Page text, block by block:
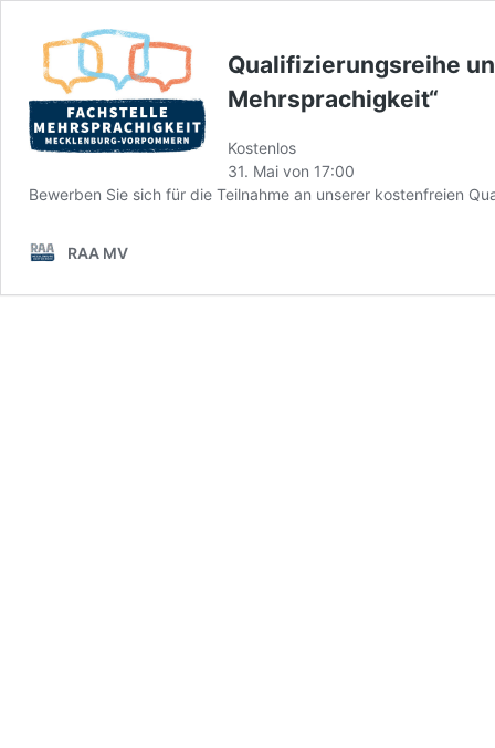
Qualifizierungsreihe
Mehrsprachigkeit“
Kostenlos
31. Mai von 17:00
Bewerben Sie sich für die Teilnahme an unserer kostenfreien
RAA MV